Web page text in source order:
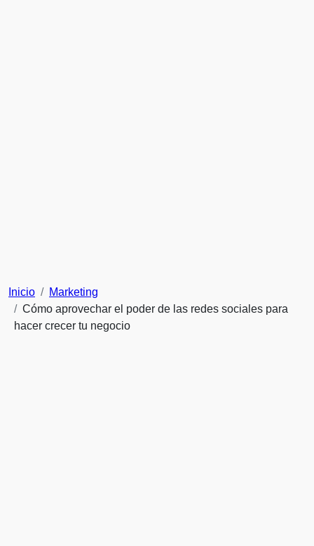
Inicio
Marketing
Cómo aprovechar el poder de las redes sociales para
hacer crecer tu negocio